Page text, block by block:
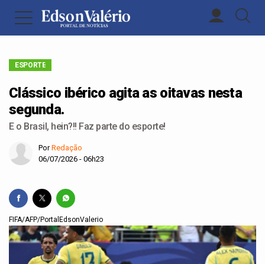
ESPORTE
Clássico ibérico agita as oitavas nesta
segunda.
E o Brasil, hein?!! Faz parte do esporte!
PorRedação
06/07/2026 - 06h23
FIFA/AFP/PortalEdsonValerio